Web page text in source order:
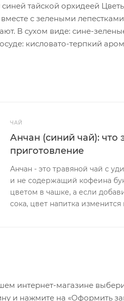
тайской орхидеей
с зелеными
В сухом виде: сине-
кисловато-терпкий
ЧАЙ
Анчан (синий чай): что
приготовление
Анчан - это травяной чай с
и не содержащий кофеина
цветом в чашке, а если
сока, цвет напитка
интернет-магазине
и нажмите на «Оформить